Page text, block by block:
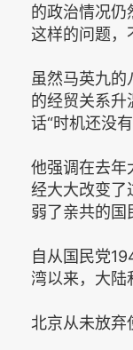
的政治情况仍
这样的问题，
虽然马英九
的经贸关系升
话“时机还没有
他强调在去年
经大大改变了
弱了亲共的国
自从国民党
湾以来，大陆
北京从未放弃